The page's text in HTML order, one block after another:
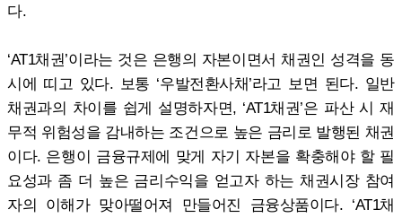
다.
‘AT1채권’이라는 것은 은행의 자본이면서 채권인 성격을 동
시에 띠고 있다. 보통 ‘우발전환사채’라고 보면 된다. 일반
채권과의 차이를 쉽게 설명하자면, ‘AT1채권’은 파산 시 재
무적 위험성을 감내하는 조건으로 높은 금리로 발행된 채권
이다. 은행이 금융규제에 맞게 자기 자본을 확충해야 할 필
요성과 좀 더 높은 금리수익을 얻고자 하는 채권시장 참여
자의 이해가 맞아떨어져 만들어진 금융상품이다. ‘AT1채